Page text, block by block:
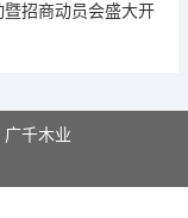
暨招商动员会盛大开
千木业